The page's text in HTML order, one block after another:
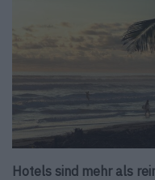
Hotels sind mehr als